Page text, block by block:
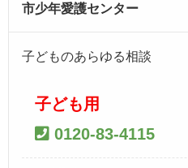
市少年愛護センター
子どものあらゆる相談
子ども用
0120-83-4115